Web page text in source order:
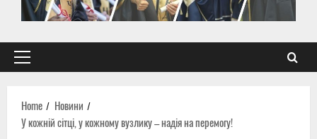
Primary
Home
Новини
У кожній сітці, у кожному вузлику – надія на перемогу!